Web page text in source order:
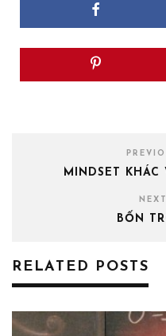
MINDSET KHÁC
BỐN
RELATED POSTS